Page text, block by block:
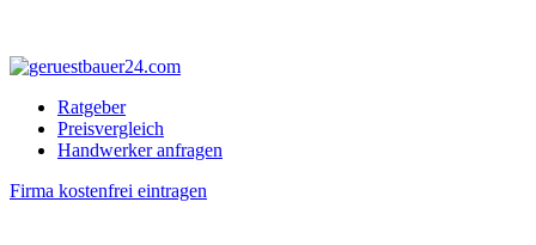
Ratgeber
Preisvergleich
Handwerker anfragen
Firma kostenfrei eintragen